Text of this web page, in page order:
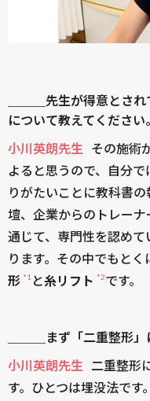
＿＿＿先生が得意とさ
について教えてください。
小川英朗先生
その施術
よると思うので、自分
りがたいことに教科書
壇、企業からのトレー
通じて、専門性を認め
ります。その中でもとく
形 *1 と糸リフト *2です。
＿＿＿まず「二重整形
小川英朗先生
二重整形
す。ひとつは埋没法です